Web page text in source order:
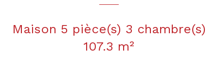
Maison 5 pièce(s) 3 chambre(s)
107.3 m²